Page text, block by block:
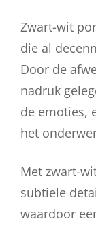
Zwart-wit
die al
Door de
nadruk
de emoties,
het
Met zwart-
subtiele
waardoor